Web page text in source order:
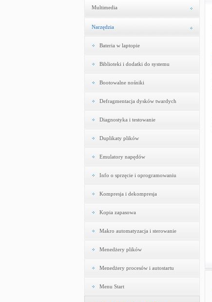
Multimedia
Narzędzia
Bateria w laptopie
Biblioteki i dodatki do systemu
Bootowalne nośniki
Defragmentacja dysków twardych
Diagnostyka i testowanie
Duplikaty plików
Emulatory napędów
Info o sprzęcie i oprogramowaniu
Kompresja i dekompresja
Kopia zapasowa
Makro automatyzacja i sterowanie
Menedżery plików
Menedżery procesów i autostartu
Menu Start